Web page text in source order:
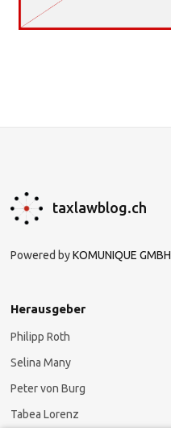
taxlawblog.ch
Powered byKOMUNIQUE GMBH
Herausgeber
Philipp Roth
Selina Many
Peter von Burg
Tabea Lorenz